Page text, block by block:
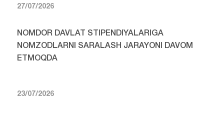
27/07/2026
NOMDOR DAVLAT STIPENDIYALARIGA
NOMZODLARNI SARALASH JARAYONI DAVOM
ETMOQDA
23/07/2026